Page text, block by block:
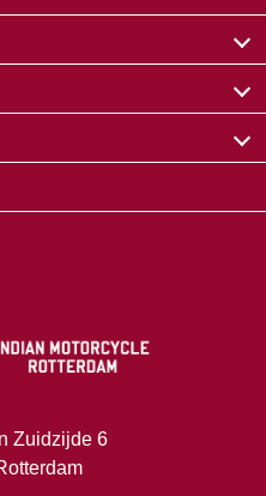
Zuidzijde 6